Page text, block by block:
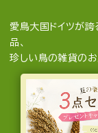
愛鳥大国ドイツが誇
品、
珍しい鳥の雑貨の